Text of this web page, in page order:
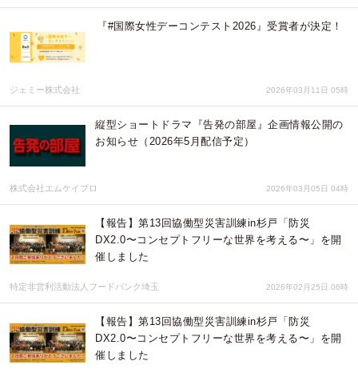
『#国際女性デーコンテスト2026』受賞者が決定！
ジェミー株式会社 2026年03月11日 05時
縦型ショートドラマ『告発の部屋』企画情報公開の
お知らせ（2026年5月配信予定）
株式会社エムケイプロ 2026年03月05日 04時
【報告】第13回協働型災害訓練in杉戸「防災
DX2.0〜コンセプトフリーな世界を考える〜」を開
催しました
特定非営利活動法人フードバンク埼玉 2026年02月25日 06時
【報告】第13回協働型災害訓練in杉戸「防災
DX2.0〜コンセプトフリーな世界を考える〜」を開
催しました